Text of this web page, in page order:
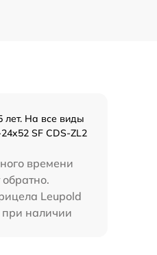
лет. На все виды
SF CDS-ZL2
времени
Leupold
при наличии